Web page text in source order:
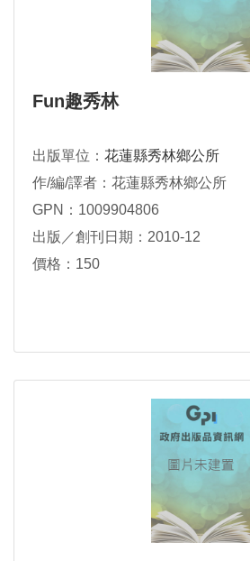
Fun趣秀林
出版單位： 花蓮縣秀林鄉公所
作/編/譯者：花蓮縣秀林鄉公所
GPN：1009904806
出版／創刊日期：2010-12
價格：150